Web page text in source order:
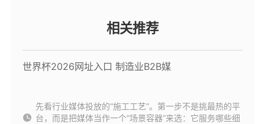
相关推荐
世界杯2026网址入口 制造业B2B媒
先看行业媒体投放的“施工工艺”。第一步不是挑最热的平
台，而是把媒体当作一个“场景容器”来选：它服务哪些细